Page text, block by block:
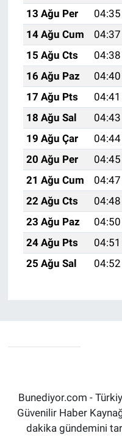
13 Ağu Per
04:35
14 Ağu Cum
04:37
15 Ağu Cts
04:38
16 Ağu Paz
04:40
17 Ağu Pts
04:41
18 Ağu Sal
04:43
19 Ağu Çar
04:44
20 Ağu Per
04:45
21 Ağu Cum
04:47
22 Ağu Cts
04:48
23 Ağu Paz
04:50
24 Ağu Pts
04:51
25 Ağu Sal
04:52
Bunediyor.com -
Güvenilir Haber
dakika gündemini